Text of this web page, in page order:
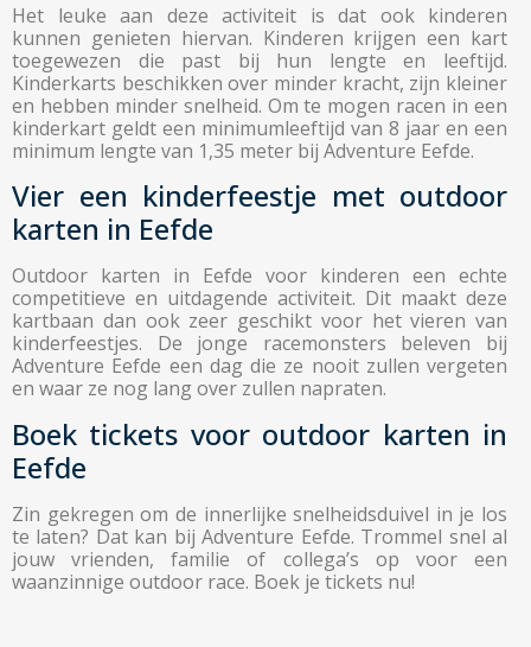
Het leuke aan deze activiteit is dat ook kinderen
kunnen genieten hiervan. Kinderen krijgen een kart
toegewezen die past bij hun lengte en leeftijd.
Kinderkarts beschikken over minder kracht, zijn kleiner
en hebben minder snelheid. Om te mogen racen in een
kinderkart geldt een minimumleeftijd van 8 jaar en een
minimum lengte van 1,35 meter bij Adventure Eefde.
Vier een kinderfeestje met outdoor
karten in Eefde
Outdoor karten in Eefde voor kinderen een echte
competitieve en uitdagende activiteit. Dit maakt deze
kartbaan dan ook zeer geschikt voor het vieren van
kinderfeestjes. De jonge racemonsters beleven bij
Adventure Eefde een dag die ze nooit zullen vergeten
en waar ze nog lang over zullen napraten.
Boek tickets voor outdoor karten in
Eefde
Zin gekregen om de innerlijke snelheidsduivel in je los
te laten? Dat kan bij Adventure Eefde. Trommel snel al
jouw vrienden, familie of collega’s op voor een
waanzinnige outdoor race. Boek je tickets nu!